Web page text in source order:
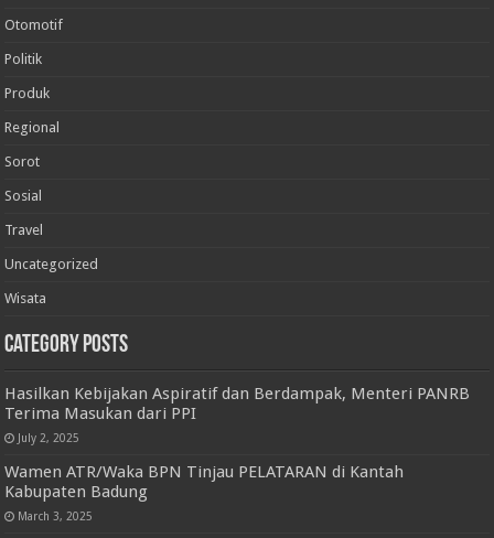
Otomotif
Politik
Produk
Regional
Sorot
Sosial
Travel
Uncategorized
Wisata
Category Posts
Hasilkan Kebijakan Aspiratif dan Berdampak, Menteri PANRB
Terima Masukan dari PPI
July 2, 2025
Wamen ATR/Waka BPN Tinjau PELATARAN di Kantah
Kabupaten Badung
March 3, 2025